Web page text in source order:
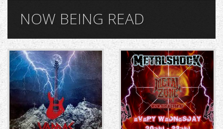
NOW BEING READ